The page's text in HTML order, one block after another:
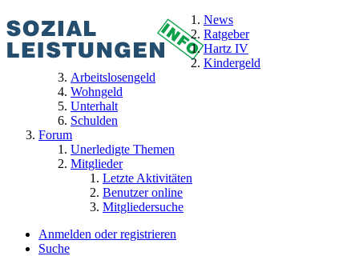
News
Ratgeber
Hartz IV
Kindergeld
Arbeitslosengeld
Wohngeld
Unterhalt
Schulden
Forum
Unerledigte Themen
Mitglieder
Letzte Aktivitäten
Benutzer online
Mitgliedersuche
Anmelden oder registrieren
Suche